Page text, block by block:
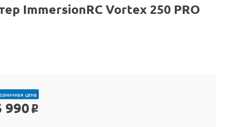
ImmersionRC Vortex 250 PRO
цена
990 o